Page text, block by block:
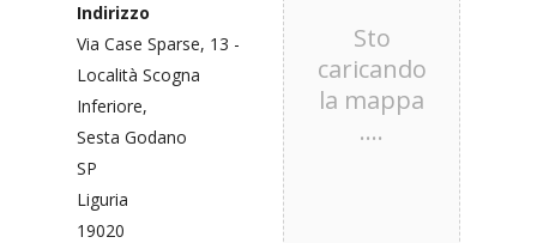
Indirizzo
Via Case Sparse, 13 -
Località Scogna
Inferiore,
Sesta Godano
SP
Liguria
19020
Sto
caricando
la mappa
....